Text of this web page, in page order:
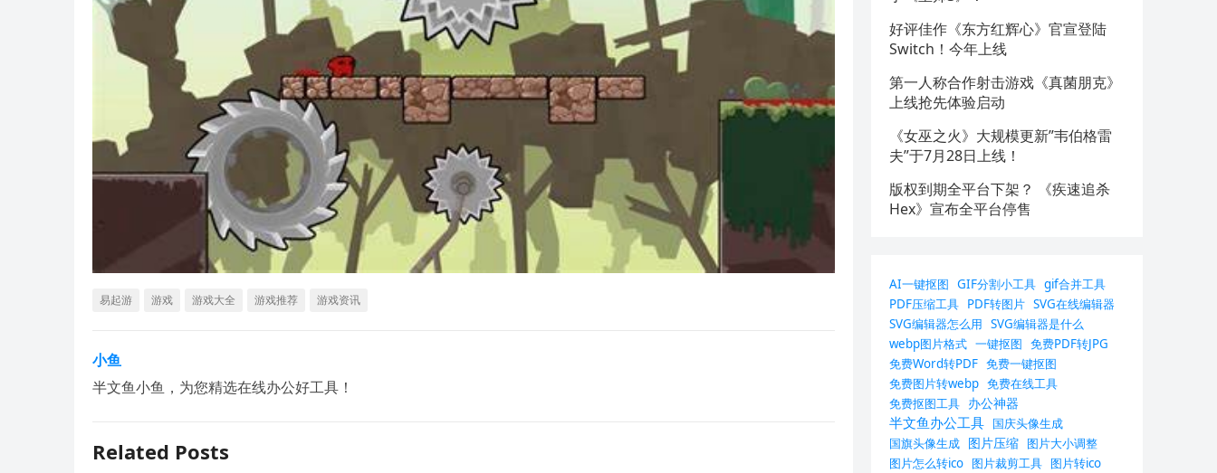
易起游 游戏 游戏大全 游戏推荐 游戏资讯
小鱼
半文鱼小鱼，为您精选在线办公好工具！
Related Posts
好评佳作《东方红辉心》官宣登陆
Switch！今年上线
第一人称合作射击游戏《真菌朋克》
上线抢先体验启动
《女巫之火》大规模更新”韦伯格雷
夫”于7月28日上线！
版权到期全平台下架？ 《疾速追杀
Hex》宣布全平台停售
AI一键抠图 GIF分割小工具 gif合并工具
PDF压缩工具 PDF转图片 SVG在线编辑器
SVG编辑器怎么用 SVG编辑器是什么
webp图片格式 一键抠图 免费PDF转JPG
免费Word转PDF 免费一键抠图
免费图片转webp 免费在线工具
免费抠图工具 办公神器
半文鱼办公工具 国庆头像生成
国旗头像生成 图片压缩 图片大小调整
图片怎么转ico 图片裁剪工具 图片转ico